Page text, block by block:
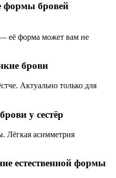
формы бровей
её форма может вам не
брови
Актуально только для
у сестёр
Лёгкая асимметрия
естественной формы